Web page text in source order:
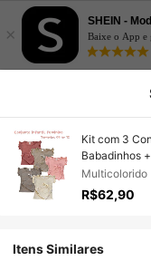
×
SHEIN -
Baixe o App e
Kit com 3
Babadinhos
Multicolorido
R$62,90
Itens Similares